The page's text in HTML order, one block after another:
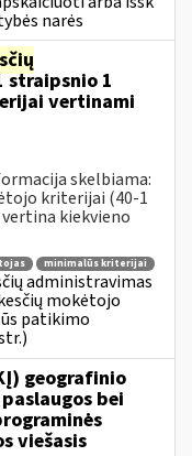
narės
1
vertinami
skelbiama:
kriterijai (40-1
kiekvieno
minimalūs kriterijai
administravimas
mokėtojo
patikimo
geografinio
bei
viešasis